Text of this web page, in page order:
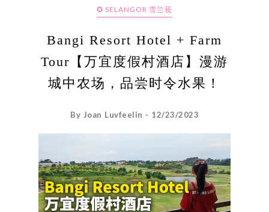
✪ SELANGOR 雪兰莪
Bangi Resort Hotel + Farm
Tour【万宜度假村酒店】漫游
城中农场，品尝时令水果！
By Joan Luvfeelin - 12/23/2023